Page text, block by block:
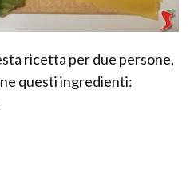
ricetta per due persone,
questi ingredienti: